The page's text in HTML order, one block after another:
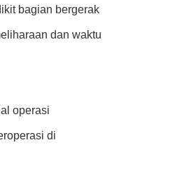
bagian bergerak
dan waktu
operasi
di